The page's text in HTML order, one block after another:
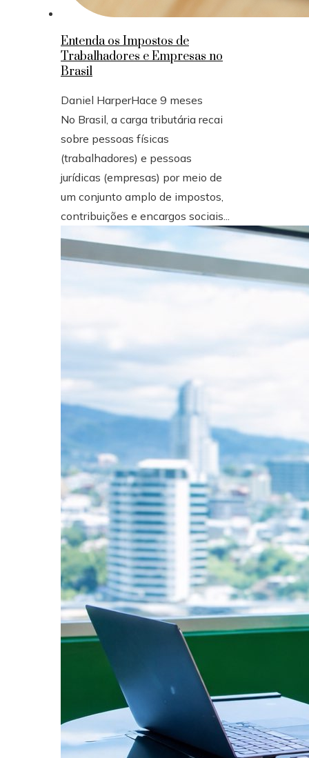
Entenda os Impostos de
Trabalhadores e Empresas no
Brasil
Daniel HarperHace 9 meses
No Brasil, a carga tributária recai
sobre pessoas físicas
(trabalhadores) e pessoas
jurídicas (empresas) por meio de
um conjunto amplo de impostos,
contribuições e encargos sociais...